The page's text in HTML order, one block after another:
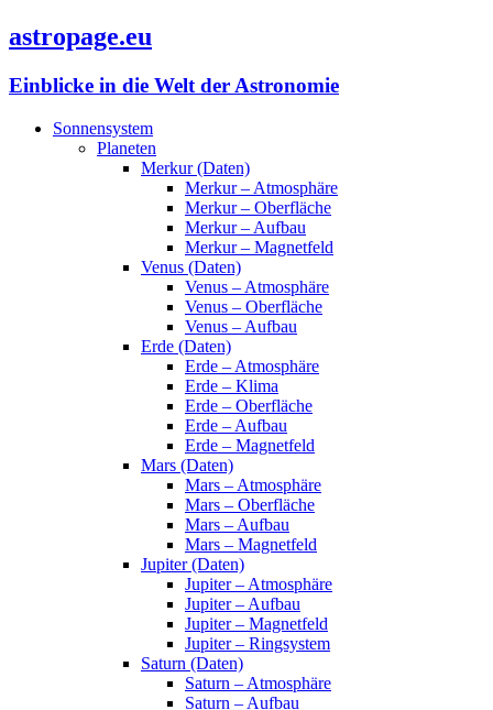
astropage.eu
Einblicke in die Welt der Astronomie
Sonnensystem
Planeten
Merkur (Daten)
Merkur – Atmosphäre
Merkur – Oberfläche
Merkur – Aufbau
Merkur – Magnetfeld
Venus (Daten)
Venus – Atmosphäre
Venus – Oberfläche
Venus – Aufbau
Erde (Daten)
Erde – Atmosphäre
Erde – Klima
Erde – Oberfläche
Erde – Aufbau
Erde – Magnetfeld
Mars (Daten)
Mars – Atmosphäre
Mars – Oberfläche
Mars – Aufbau
Mars – Magnetfeld
Jupiter (Daten)
Jupiter – Atmosphäre
Jupiter – Aufbau
Jupiter – Magnetfeld
Jupiter – Ringsystem
Saturn (Daten)
Saturn – Atmosphäre
Saturn – Aufbau